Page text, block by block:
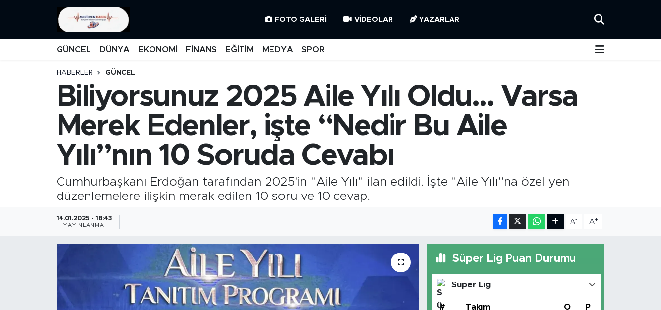
FOTO GALERI VIDEOLAR YAZARLAR
GÜNCEL DÜNYA EKONOMİ FİNANS EĞİTİM MEDYA SPOR
HABERLER GÜNCEL
Biliyorsunuz 2025 Aile Yılı Oldu... Varsa
Merek Edenler, işte “Nedir Bu Aile
Yılı”nın 10 Soruda Cevabı
Cumhurbaşkanı Erdoğan tarafından 2025'in "Aile Yılı" ilan edildi. İşte "Aile Yılı"na özel yeni
düzenlemelere ilişkin merak edilen 10 soru ve 10 cevap.
14.01.2025 - 18:43
YAYINLANMA
A- A+
Süper Lig Puan Durumu
Süper Lig
# Takım O P
MANŞET
FİNANS
GÜNCEL
ANALİZ
İstanbul Namaz Vakitleri
Süper Lig Puan Durumu ve Fikstür
Son Dakika Haberleri